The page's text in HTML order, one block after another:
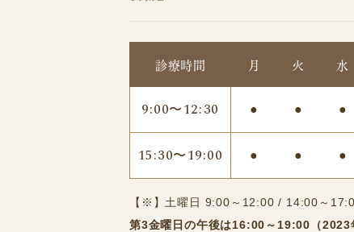
診療時間 月 火 水
9:00〜12:30 ● ● ●
15:30〜19:00 ● ● ●
【※】土曜日 9:00～12:00 / 14:00～
第3金曜日の午後は16:00～19:00（2023